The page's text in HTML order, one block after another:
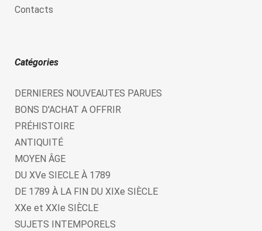
Contacts
Catégories
DERNIERES NOUVEAUTES PARUES
BONS D'ACHAT A OFFRIR
PRÉHISTOIRE
ANTIQUITÉ
MOYEN ÂGE
DU XVe SIECLE À 1789
DE 1789 À LA FIN DU XIXe SIÈCLE
XXe et XXIe SIÈCLE
SUJETS INTEMPORELS